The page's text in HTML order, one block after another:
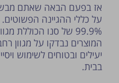
אז בפעם הבאה שאתם
על כללי ההגיינה
99.9% של סנו הכוללת
המוצרים נבדקו על מגוון
יעילים ובטוחים לשימוש
בבית.